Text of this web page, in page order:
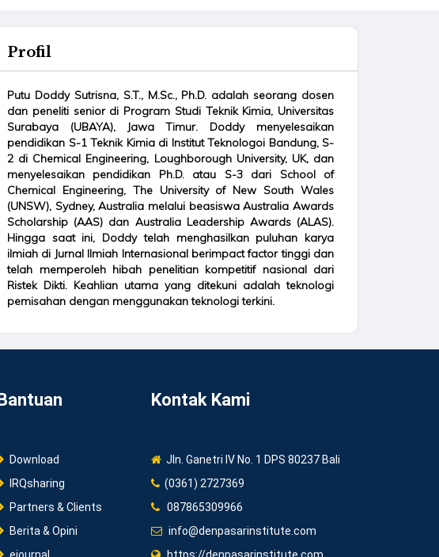
Profil
Putu Doddy Sutrisna, S.T., M.Sc., Ph.D. adalah seorang dosen
dan peneliti senior di Program Studi Teknik Kimia, Universitas
Surabaya (UBAYA), Jawa Timur. Doddy menyelesaikan
pendidikan S-1 Teknik Kimia di Institut Teknologoi Bandung, S-
2 di Chemical Engineering, Loughborough University, UK, dan
menyelesaikan pendidikan Ph.D. atau S-3 dari School of
Chemical Engineering, The University of New South Wales
(UNSW), Sydney, Australia melalui beasiswa Australia Awards
Scholarship (AAS) dan Australia Leadership Awards (ALAS).
Hingga saat ini, Doddy telah menghasilkan puluhan karya
ilmiah di Jurnal Ilmiah Internasional berimpact factor tinggi dan
telah memperoleh hibah penelitian kompetitif nasional dari
Ristek Dikti. Keahlian utama yang ditekuni adalah teknologi
pemisahan dengan menggunakan teknologi terkini.
Download
IRQsharing
Partners & Clients
Berita & Opini
Kontak Kami
Jln. Ganetri IV No. 1 DPS 80237 Bali
(0361) 2727369
087865309966
info@denpasarinstitute.com